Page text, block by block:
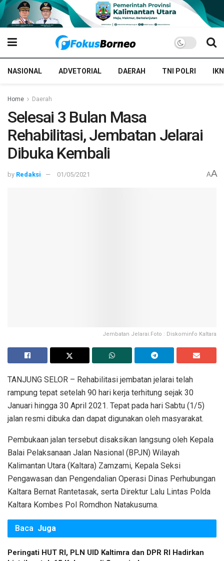
NASIONAL ADVETORIAL DAERAH TNI POLRI IKN
Home Daerah
Selesai 3 Bulan Masa
Rehabilitasi, Jembatan Jelarai
Dibuka Kembali
by Redaksi 01/05/2021 AA
Jembatan Jelarai.Foto : Diskominfo Kaltara
TANJUNG SELOR – Rehabilitasi jembatan jelarai telah
rampung tepat setelah 90 hari kerja terhitung sejak 30
Januari hingga 30 April 2021. Tepat pada hari Sabtu (1/5)
jalan resmi dibuka dan dapat digunakan oleh masyarakat.
Pembukaan jalan tersebut disaksikan langsung oleh Kepala
Balai Pelaksanaan Jalan Nasional (BPJN) Wilayah
Kalimantan Utara (Kaltara) Zamzami, Kepala Seksi
Pengawasan dan Pengendalian Operasi Dinas Perhubungan
Kaltara Bernat Rantetasak, serta Direktur Lalu Lintas Polda
Kaltara Kombes Pol Romdhon Natakusuma.
Baca Juga
Peringati HUT RI, PLN UID Kaltimra dan DPR RI Hadirkan